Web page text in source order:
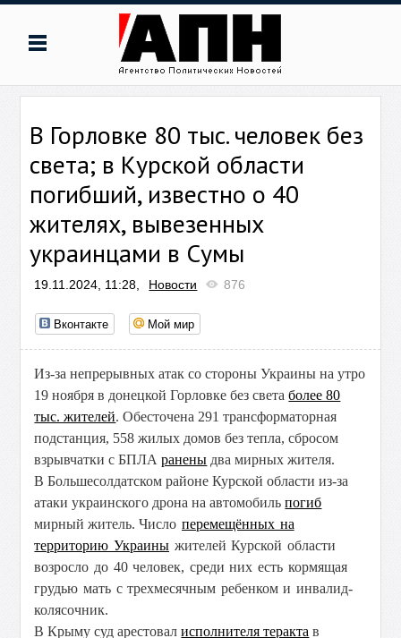
В Горловке 80 тыс. человек без
света; в Курской области
погибший, известно о 40
жителях, вывезенных
украинцами в Сумы
19.11.2024, 11:28, Новости 876
Вконтакте Мой мир
Из-за непрерывных атак со стороны Украины на утро
19 ноября в донецкой Горловке без светаболее 80
тыс. жителей. Обесточена 291 трансформаторная
подстанция, 558 жилых домов без тепла, сбросом
взрывчатки с БПЛАранены два мирных жителя.
В Большесолдатском районе Курской области из-за
атаки украинского дрона на автомобильпогиб
мирный житель.Числоперемещённых на
территорию Украины жителей Курской области
возросло до 40 человек, среди них есть кормящая
грудью мать с трехмесячным ребенком и инвалид-
колясочник.
В Крыму суд арестовалисполнителя теракта в